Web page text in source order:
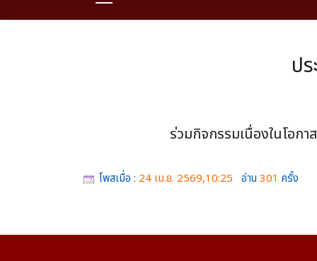
ป
ร่วมกิจกรรมเนื่องในโอก
โพสเมื่อ : 24 เม.ย. 2569,10:25 อ่าน 301 ครั้ง